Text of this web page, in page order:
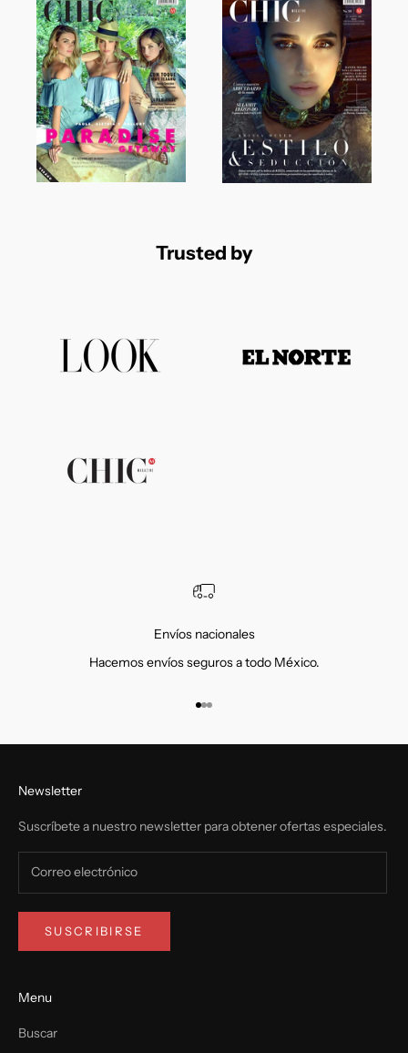
Trusted by
Envíos nacionales
Hacemos envíos seguros a todo México.
Ir al artículo 1
Ir al artículo 2
Ir al artículo 3
Newsletter
Suscríbete a nuestro newsletter para obtener ofertas especiales.
SUSCRIBIRSE
Menu
Buscar